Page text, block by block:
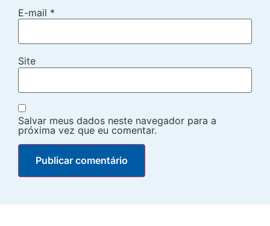
E-mail *
Site
Salvar meus dados neste navegador para a
próxima vez que eu comentar.